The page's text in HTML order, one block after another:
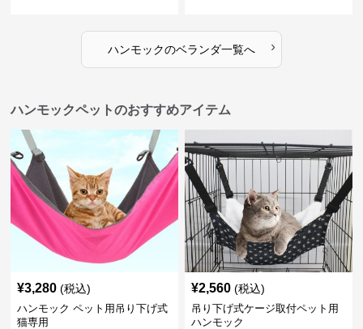
ハンモックのベランダ一覧へ ›
ハンモックペットのおすすめアイテム
¥3,280 (税込)
ハンモック ペット用吊り下げ式
猫専用
¥2,560 (税込)
吊り下げ式ケージ取付ペット用
ハンモック